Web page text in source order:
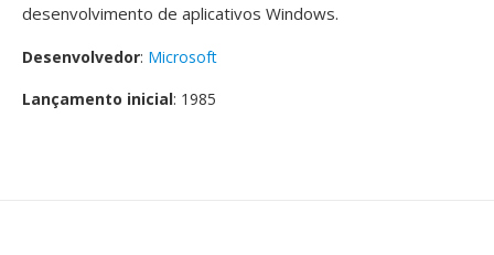
desenvolvimento de aplicativos Windows.
Desenvolvedor: Microsoft
Lançamento inicial: 1985